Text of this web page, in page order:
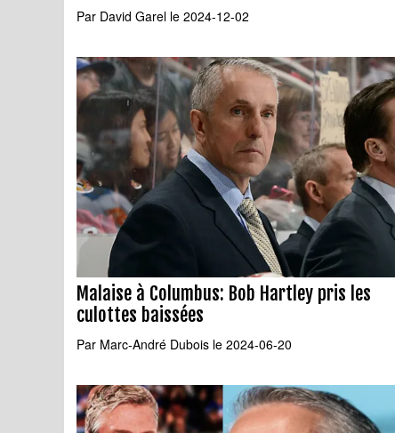
Par David Garel le 2024-12-02
Malaise à Columbus: Bob Hartley pris les
culottes baissées
Par Marc-André Dubois le 2024-06-20